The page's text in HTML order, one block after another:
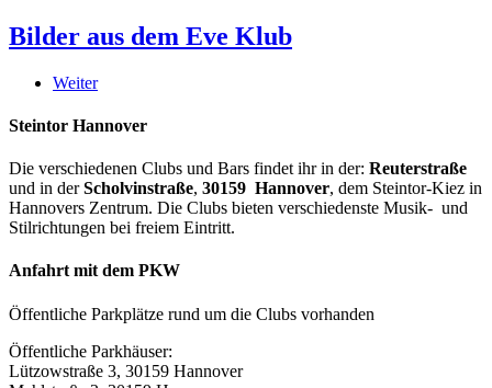
Bilder aus dem Eve Klub
Weiter
Steintor Hannover
Die verschiedenen Clubs und Bars findet ihr in der: Reuterstraße
und in derScholvinstraße, 30159 Hannover, dem Steintor-Kiez in
Hannovers Zentrum. Die Clubs bieten verschiedenste Musik- und
Stilrichtungen bei freiem Eintritt.
Anfahrt mit dem PKW
Öffentliche Parkplätze rund um die Clubs vorhanden
Öffentliche Parkhäuser:
Lützowstraße 3, 30159 Hannover